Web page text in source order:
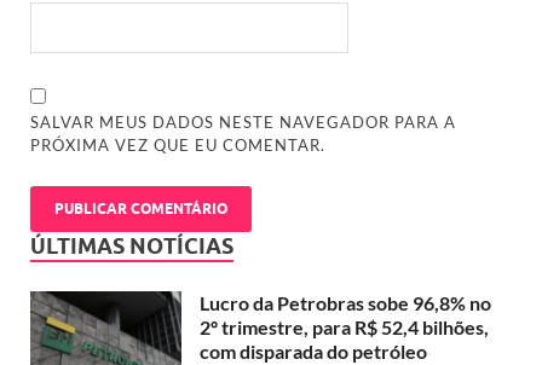
SALVAR MEUS DADOS NESTE NAVEGADOR PARA A
PRÓXIMA VEZ QUE EU COMENTAR.
ÚLTIMAS NOTÍCIAS
Lucro da Petrobras sobe 96,8% no
2º trimestre, para R$ 52,4 bilhões,
com disparada do petróleo